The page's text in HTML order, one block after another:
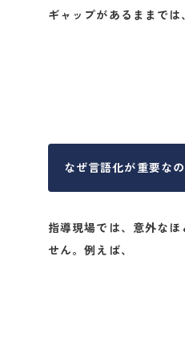
ギャップがあるままで
なぜ言語化が重要な
指導現場では、意外なほ
せん。例えば、